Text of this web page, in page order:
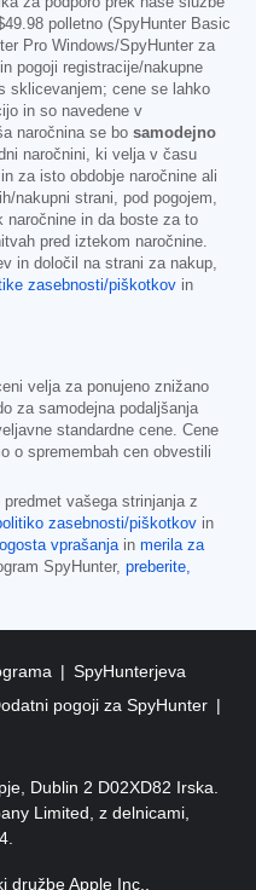
polletno (SpyHunter Basic
Pro Windows/SpyHunter za
pogoji registracije/nakupne
sklicevanjem; cene se lahko
in so navedene v
naročnina se bo samodejno
naročnini, ki velja v času
za isto obdobje naročnine ali
nakupni strani, pod pogojem,
naročnine in da boste za to
pred iztekom naročnine.
in določil na strani za nakup,
zasebnosti/piškotkov in
velja za ponujeno znižano
za samodejna podaljšanja
standardne cene. Cene
o spremembah cen obvestili
vašega strinjanja z
zasebnosti/piškotkov in
vprašanja in merila za
SpyHunter, preberite,
SpyHunterjeva
pogoji za SpyHunter
Dublin 2 D02XD82 Irska.
Limited, z delnicami,
družbe Apple Inc.,